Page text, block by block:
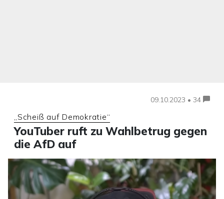
09.10.2023 • 34
„Scheiß auf Demokratie“
YouTuber ruft zu Wahlbetrug gegen
die AfD auf